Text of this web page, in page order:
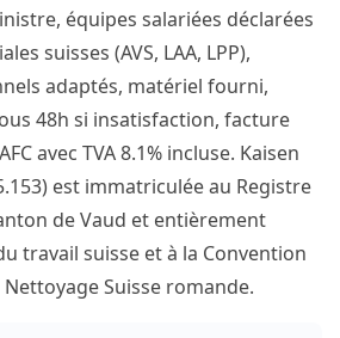
équipes salariées déclarées
suisses (AVS, LAA, LPP),
adaptés, matériel fourni,
48h si insatisfaction, facture
avec TVA 8.1% incluse. Kaisen
est immatriculée au Registre
de Vaud et entièrement
travail suisse et à la Convention
Suisse romande.